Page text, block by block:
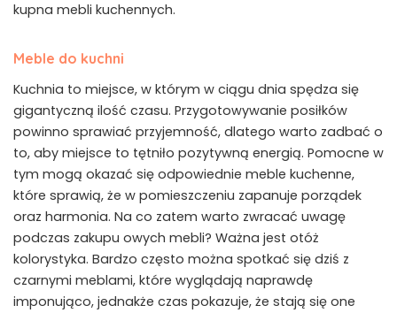
kupna mebli kuchennych.
Meble do kuchni
Kuchnia to miejsce, w którym w ciągu dnia spędza się
gigantyczną ilość czasu. Przygotowywanie posiłków
powinno sprawiać przyjemność, dlatego warto zadbać o
to, aby miejsce to tętniło pozytywną energią. Pomocne w
tym mogą okazać się odpowiednie meble kuchenne,
które sprawią, że w pomieszczeniu zapanuje porządek
oraz harmonia. Na co zatem warto zwracać uwagę
podczas zakupu owych mebli? Ważna jest otóż
kolorystyka. Bardzo często można spotkać się dziś z
czarnymi meblami, które wyglądają naprawdę
imponująco, jednakże czas pokazuje, że stają się one